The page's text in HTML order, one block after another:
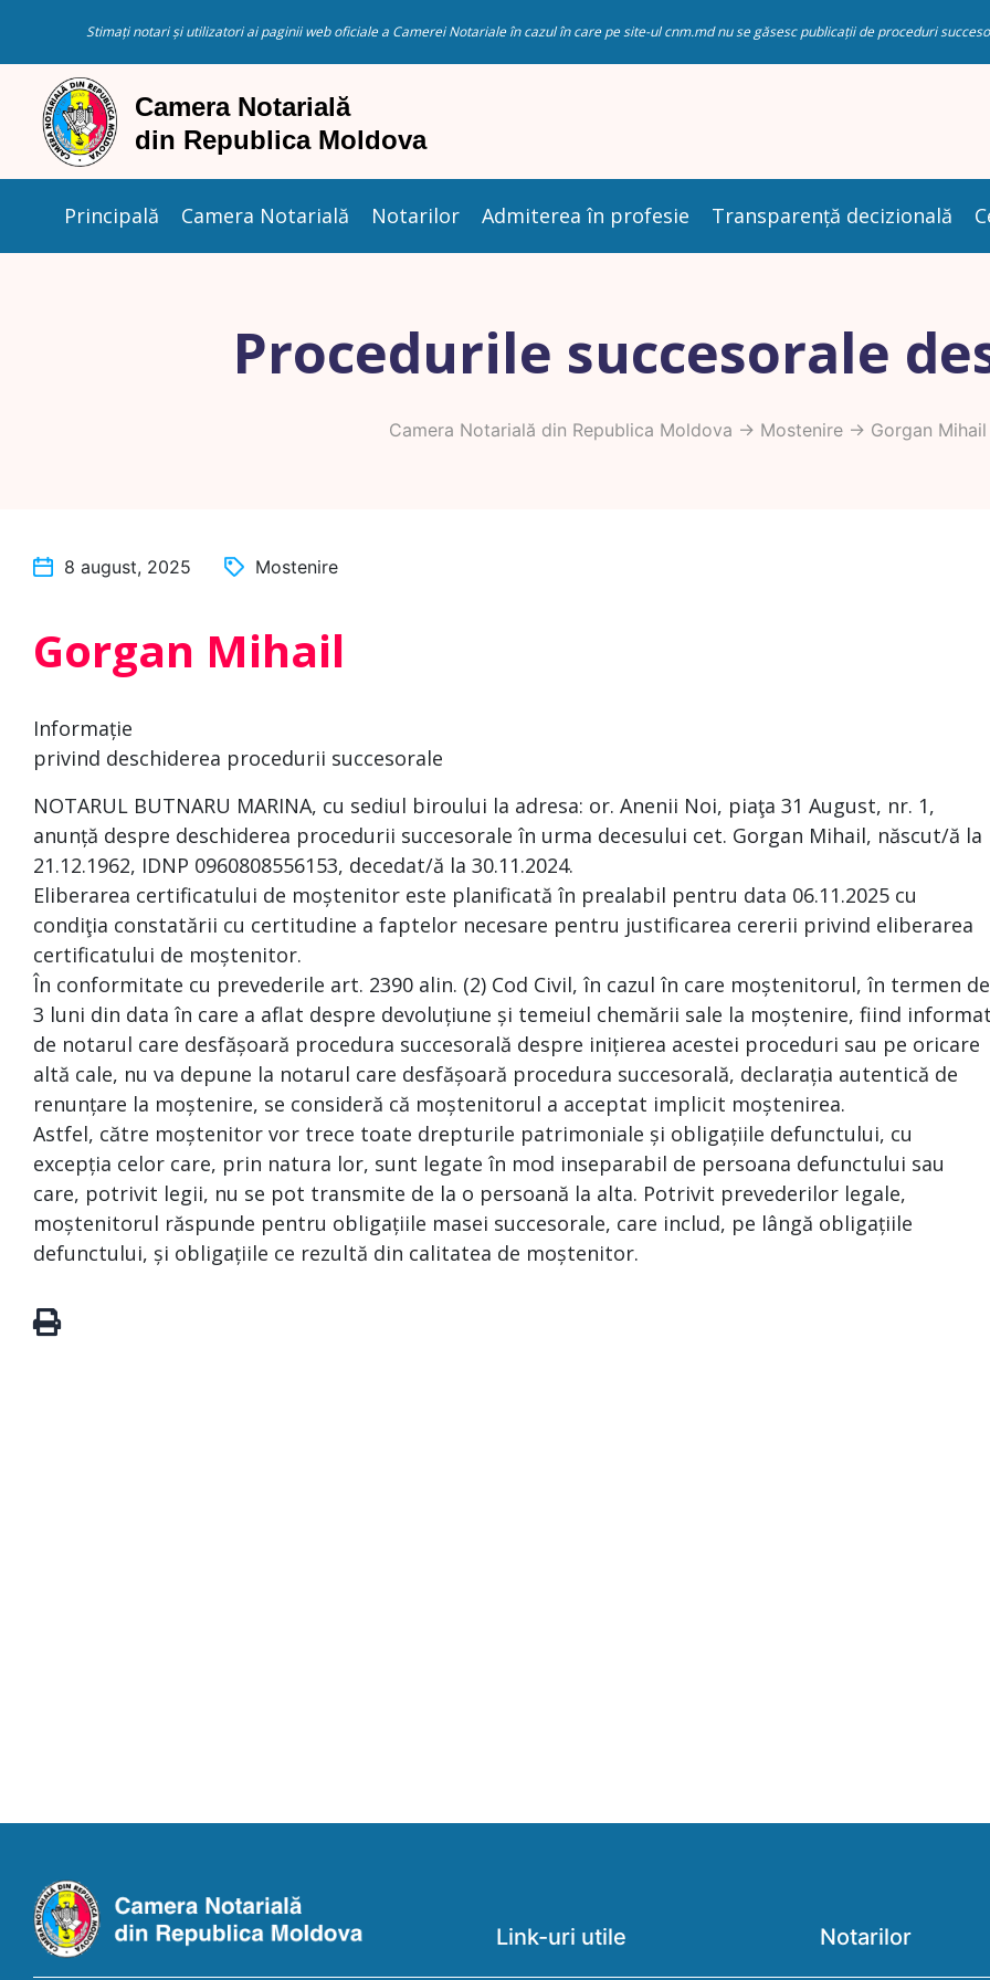
Stimați notari și utilizatori ai paginii web oficiale a Camerei Notariale în cazul în care pe site-ul cnm.md nu se găsesc publicații de proceduri
Principală Camera Notarială Notarilor Admiterea în profesie Transparență decizională
Procedurile succesorale
Camera Notarială din Republica Moldova -> Mostenire-> Gorgan Mihail
8 august, 2025 Mostenire
Gorgan Mihail
Informație
privind deschiderea procedurii succesorale
NOTARUL BUTNARU MARINA, cu sediul biroului la adresa: or. Anenii Noi, piaţa 31 August, nr. 1,
anunță despre deschiderea procedurii succesorale în urma decesului cet. Gorgan Mihail, născut/ă la
21.12.1962, IDNP 0960808556153, decedat/ă la 30.11.2024.
Eliberarea certificatului de moștenitor este planificată în prealabil pentru data 06.11.2025 cu
condiţia constatării cu certitudine a faptelor necesare pentru justificarea cererii privind eliberarea
certificatului de moștenitor.
În conformitate cu prevederile art. 2390 alin. (2) Cod Civil, în cazul în care moștenitorul, în termen de
3 luni din data în care a aflat despre devoluțiune și temeiul chemării sale la moștenire, fiind informat
de notarul care desfășoară procedura succesorală despre inițierea acestei proceduri sau pe oricare
altă cale, nu va depune la notarul care desfășoară procedura succesorală, declarația autentică de
renunțare la moștenire, se consideră că moștenitorul a acceptat implicit moștenirea.
Astfel, către moștenitor vor trece toate drepturile patrimoniale și obligațiile defunctului, cu
excepția celor care, prin natura lor, sunt legate în mod inseparabil de persoana defunctului sau
care, potrivit legii, nu se pot transmite de la o persoană la alta. Potrivit prevederilor legale,
moștenitorul răspunde pentru obligațiile masei succesorale, care includ, pe lângă obligațiile
defunctului, și obligațiile ce rezultă din calitatea de moștenitor.
Link-uri utile Notarilor